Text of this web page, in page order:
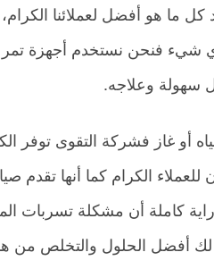
هو أفضل لعملائنا الكرام،
شيء فنحن نستخدم أجهزة
سهولة وعلاجه.
أو غاز فشركة التقوى توفر
الكرام كما أنها تقدم
كاملة أن مشكلة تسربات
أفضل الحلول والتخلص من